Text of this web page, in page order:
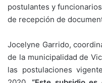
postulantes y
de recepción de
Jocelyne Garrido,
de la municipalidad de
las postulaciones